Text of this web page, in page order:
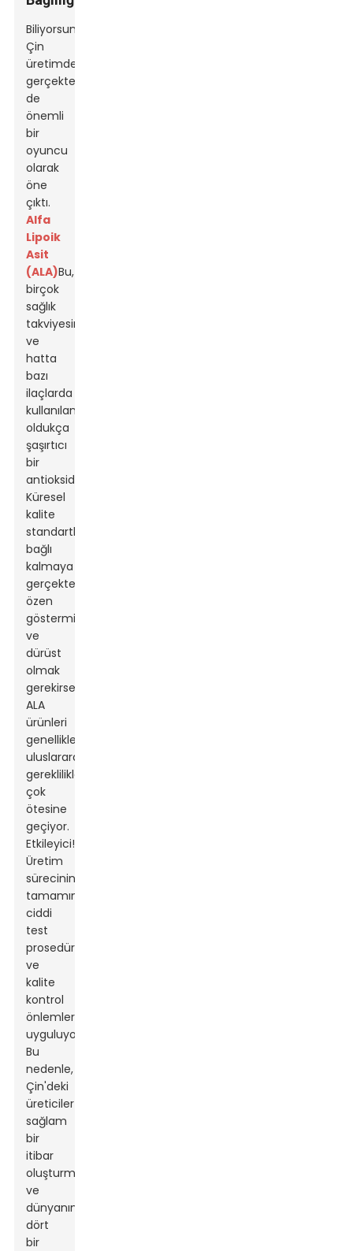
Biliyorsunuz,
Çin
üretimde
gerçekten
de
önemli
bir
oyuncu
olarak
öne
çıktı.
Alfa
Lipoik
Asit
(ALA)Bu,
birçok
sağlık
takviyesinde
ve
hatta
bazı
ilaçlarda
kullanılan
oldukça
şaşırtıcı
bir
antioksidandır.
Küresel
kalite
standartlarına
bağlı
kalmaya
gerçekten
özen
göstermişler
ve
dürüst
olmak
gerekirse,
ALA
ürünleri
genellikle
uluslararası
gerekliliklerin
çok
ötesine
geçiyor.
Etkileyici!
Üretim
sürecinin
tamamında
ciddi
test
prosedürleri
ve
kalite
kontrol
önlemleri
uyguluyorlar.
Bu
nedenle,
Çin'deki
üreticiler
sağlam
bir
itibar
oluşturmuş
ve
dünyanın
dört
bir